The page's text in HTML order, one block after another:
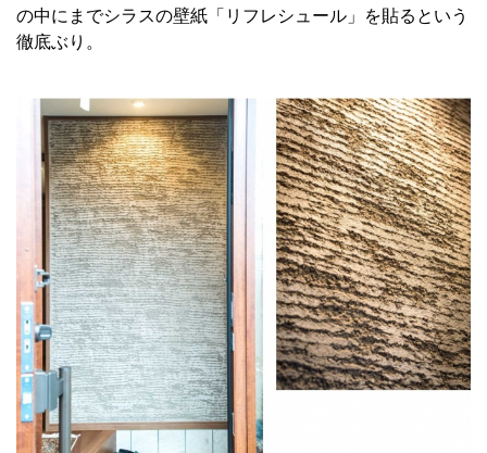
の中にまでシラスの壁紙「リフレシュール」を貼るという
徹底ぶり。